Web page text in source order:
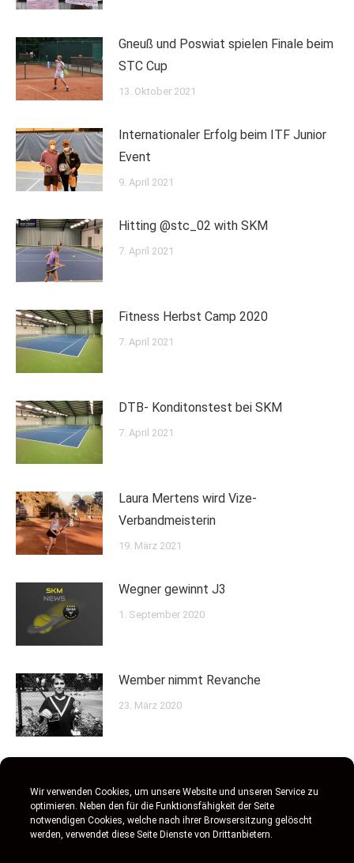
Wir verwenden Cookies, um unsere Website und unseren Service zu
optimieren. Neben den für die Funktionsfähigkeit der Seite
notwendigen Cookies, welche nach ihrer Browsersitzung gelöscht
werden, verwendet diese Seite Dienste von Drittanbietern.
Gneuß und Poswiat spielen Finale beim
STC Cup
13. Oktober 2021
Internationaler Erfolg beim ITF Junior
Event
9. April 2021
Hitting @stc_02 with SKM
7. April 2021
Fitness Herbst Camp 2020
7. April 2021
DTB- Konditonstest bei SKM
7. April 2021
Laura Mertens wird Vize-
Verbandmeisterin
19. März 2021
Wegner gewinnt J3
1. September 2020
Wember nimmt Revanche
23. März 2020
17. Februar 2020